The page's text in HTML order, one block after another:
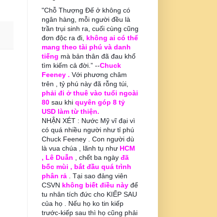
"Chỗ Thượng Đế ở không có
ngân hàng, mỗi người đều là
trần trụi sinh ra, cuối cùng cũng
đơn độc ra đi, không ai có thể
mang theo tài phú và danh
tiếng mà bản thân đã đau khổ
tìm kiếm cả đời.” --Chuck
Feeney . Với phương châm
trên , tỷ phú này đã rỗng túi,
phải đi ở thuê vào tuổi ngoài
80 sau khi quyên góp 8 tỷ
USD làm từ thiện.
NHẬN XÉT : Nước Mỹ vĩ đại vì
có quá nhiều người như tỉ phú
Chuck Feeney . Con người dù
là vua chúa , lãnh tụ như HCM
, Lê Duẫn , chết ba ngày đã
bốc mùi , bắt đầu quá trình
phân rả . Tại sao đảng viên
CSVN không biết điều này để
tu nhân tích đức cho KIẾP SAU
của họ . Nếu họ ko tin kiếp
trước-kiếp sau thì họ cũng phải